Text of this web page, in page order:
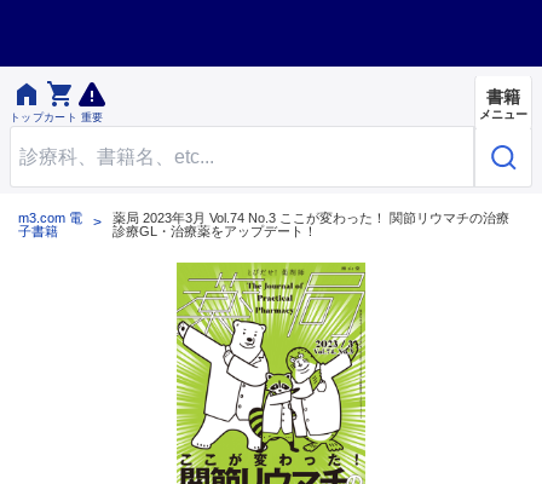

トップ

カート 重要
書籍
メニュー
m3.com 電
子書籍
薬局 2023年3月 Vol.74 No.3 ここが変わった！ 関節リウマチの治療
診療GL・治療薬をアップデート！